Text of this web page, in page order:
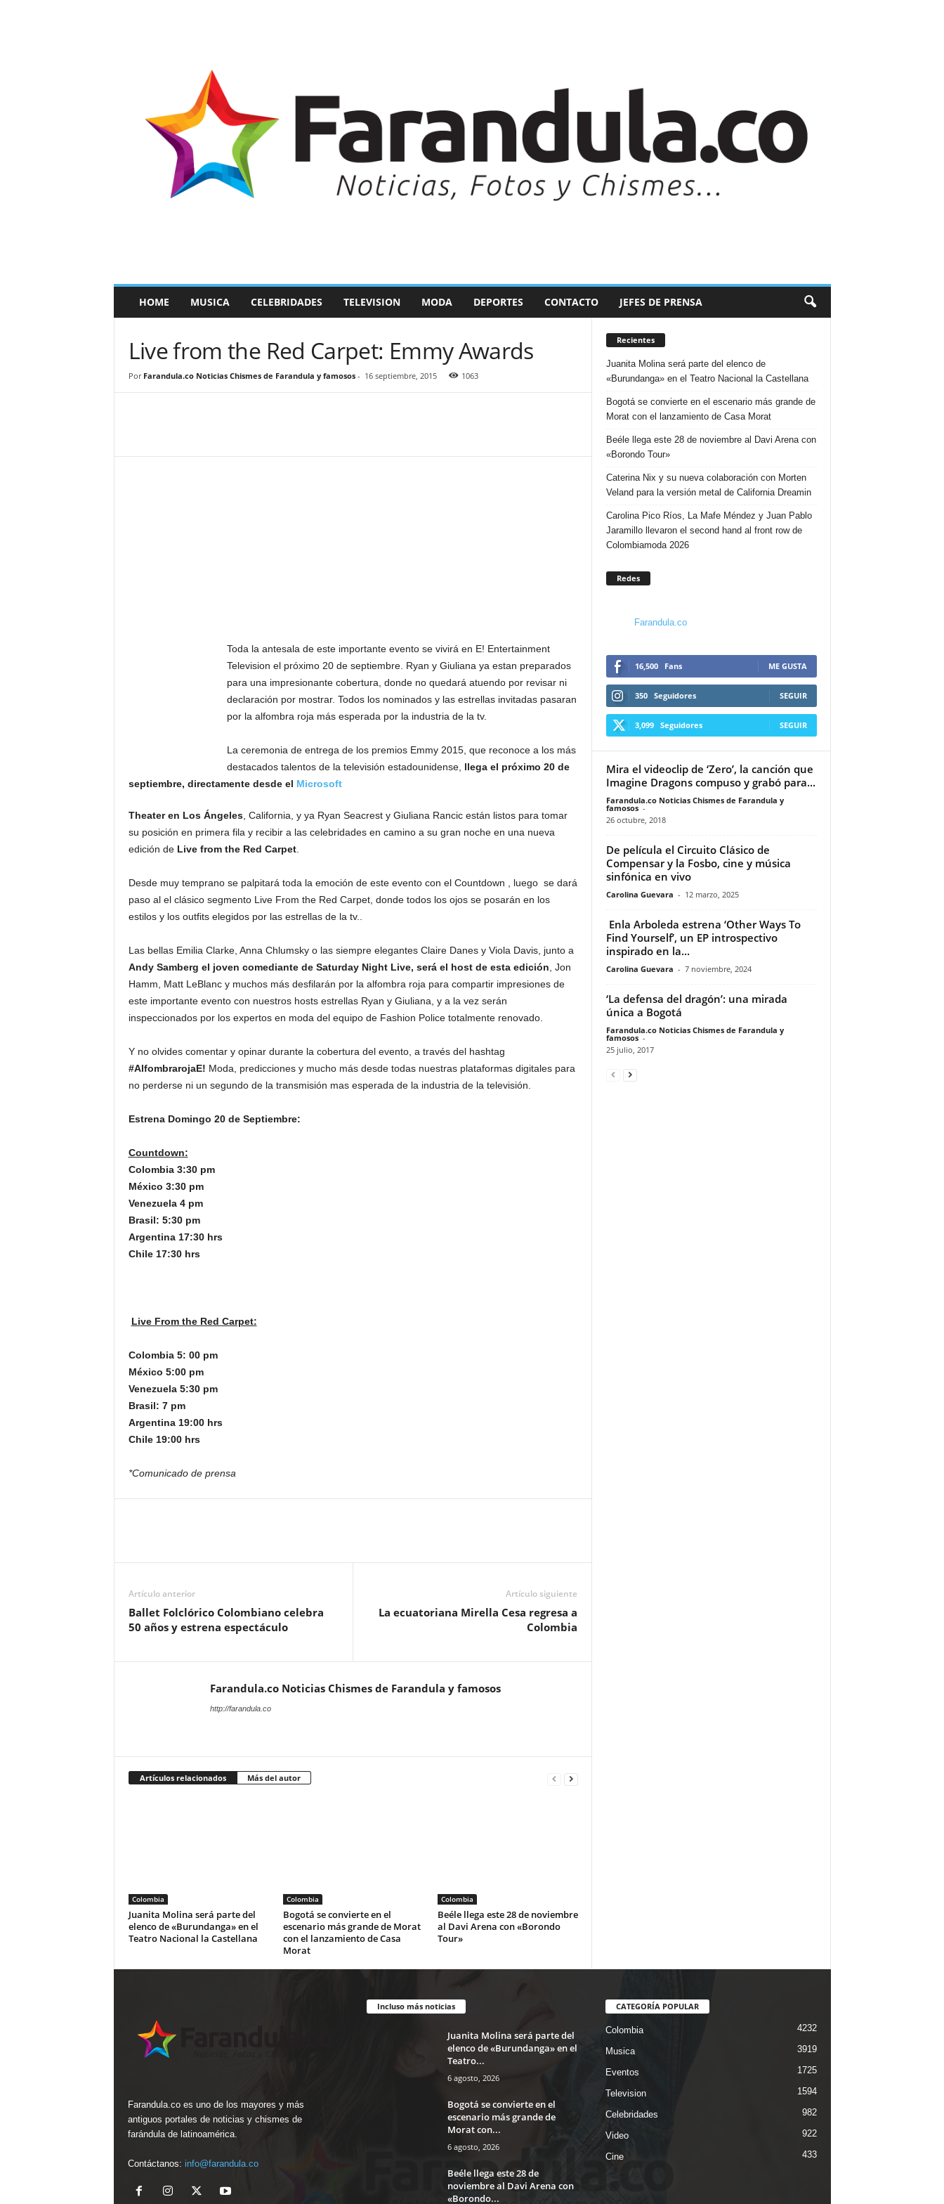
a
u
HOME MUSICA CELEBRIDADES TELEVISION MODA DEPORTES CONTACTO JEFES DE PRENSA
Live from the Red Carpet: Emmy Awards
Por Farandula.co Noticias Chismes de Farandula y famosos- 16 septiembre, 2015 1063
Toda la antesala de este importante evento se vivirá en E! Entertainment
Television el próximo 20 de septiembre. Ryan y Giuliana ya estan preparados
para una impresionante cobertura, donde no quedará atuendo por revisar ni
declaración por mostrar. Todos los nominados y las estrellas invitadas pasaran
por la alfombra roja más esperada por la industria de la tv.
La ceremonia de entrega de los premios Emmy 2015, que reconoce a los más
destacados talentos de la televisión estadounidense, llega el próximo 20 de
septiembre, directamente desde el Microsoft
Theater en Los Ángeles, California, y ya Ryan Seacrest y Giuliana Rancic están listos para tomar
su posición en primera fila y recibir a las celebridades en camino a su gran noche en una nueva
edición de Live from the Red Carpet.
Desde muy temprano se palpitará toda la emoción de este evento con el Countdown , luego se dará
paso al el clásico segmento Live From the Red Carpet, donde todos los ojos se posarán en los
estilos y los outfits elegidos por las estrellas de la tv..
Las bellas Emilia Clarke, Anna Chlumsky o las siempre elegantes Claire Danes y Viola Davis, junto a
Andy Samberg el joven comediante de Saturday Night Live, será el host de esta edición , Jon
Hamm, Matt LeBlanc y muchos más desfilarán por la alfombra roja para compartir impresiones de
este importante evento con nuestros hosts estrellas Ryan y Giuliana, y a la vez serán
inspeccionados por los expertos en moda del equipo de Fashion Police totalmente renovado.
Y no olvides comentar y opinar durante la cobertura del evento, a través del hashtag
#AlfombrarojaE! Moda, predicciones y mucho más desde todas nuestras plataformas digitales para
no perderse ni un segundo de la transmisión mas esperada de la industria de la televisión.
Estrena Domingo 20 de Septiembre:
Countdown:
Colombia 3:30 pm
México 3:30 pm
Venezuela 4 pm
Brasil: 5:30 pm
Argentina 17:30 hrs
Chile 17:30 hrs
Live From the Red Carpet:
Colombia 5: 00 pm
México 5:00 pm
Venezuela 5:30 pm
Brasil: 7 pm
Argentina 19:00 hrs
Chile 19:00 hrs
*Comunicado de prensa
Artículo anterior
Ballet Folclórico Colombiano celebra
50 años y estrena espectáculo
Artículo siguiente
La ecuatoriana Mirella Cesa regresa a
Colombia
Farandula.co Noticias Chismes de Farandula y famosos
http://farandula.co
Artículos relacionados Más del autor
Colombia
Juanita Molina será parte del
elenco de «Burundanga» en el
Teatro Nacional la Castellana
Colombia
Bogotá se convierte en el
escenario más grande de Morat
con el lanzamiento de Casa
Morat
Colombia
Beéle llega este 28 de noviembre
al Davi Arena con «Borondo
Tour»
Recientes
Juanita Molina será parte del elenco de
«Burundanga» en el Teatro Nacional la Castellana
Bogotá se convierte en el escenario más grande de
Morat con el lanzamiento de Casa Morat
Beéle llega este 28 de noviembre al Davi Arena con
«Borondo Tour»
Caterina Nix y su nueva colaboración con Morten
Veland para la versión metal de California Dreamin
Carolina Pico Ríos, La Mafe Méndez y Juan Pablo
Jaramillo llevaron el second hand al front row de
Colombiamoda 2026
Redes
Farandula.co
16,500 Fans ME GUSTA
350 Seguidores SEGUIR
3,099 Seguidores SEGUIR
Mira el videoclip de ‘Zero’, la canción que
Imagine Dragons compuso y grabó para...
Farandula.co Noticias Chismes de Farandula y
famosos -
26 octubre, 2018
De película el Circuito Clásico de
Compensar y la Fosbo, cine y música
sinfónica en vivo
Carolina Guevara - 12 marzo, 2025
Enla Arboleda estrena ‘Other Ways To
Find Yourself’, un EP introspectivo
inspirado en la...
Carolina Guevara - 7 noviembre, 2024
‘La defensa del dragón’: una mirada
única a Bogotá
Farandula.co Noticias Chismes de Farandula y
famosos -
25 julio, 2017
Farandula.co es uno de los mayores y más
antiguos portales de noticias y chismes de
farándula de latinoamérica.
Contáctanos: info@farandula.co
Incluso más noticias
Juanita Molina será parte del
elenco de «Burundanga» en el
Teatro...
6 agosto, 2026
Bogotá se convierte en el
escenario más grande de
Morat con...
6 agosto, 2026
Beéle llega este 28 de
noviembre al Davi Arena con
«Borondo...
CATEGORÍA POPULAR
Colombia 4232
Musica 3919
Eventos 1725
Television 1594
Celebridades 982
Video 922
Cine 433